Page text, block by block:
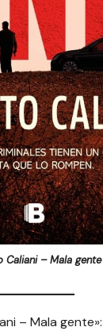
Caliani – Mala gente
– Mala gente»: